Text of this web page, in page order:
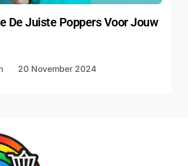
De Juiste Poppers Voor Jouw
20 November 2024